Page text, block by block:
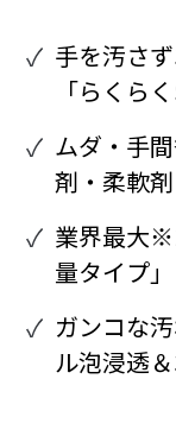
手を汚さ
「らくら
ムダ・手
剤・柔軟剤
業界最大
量タイプ」
ガンコな
ル泡浸透